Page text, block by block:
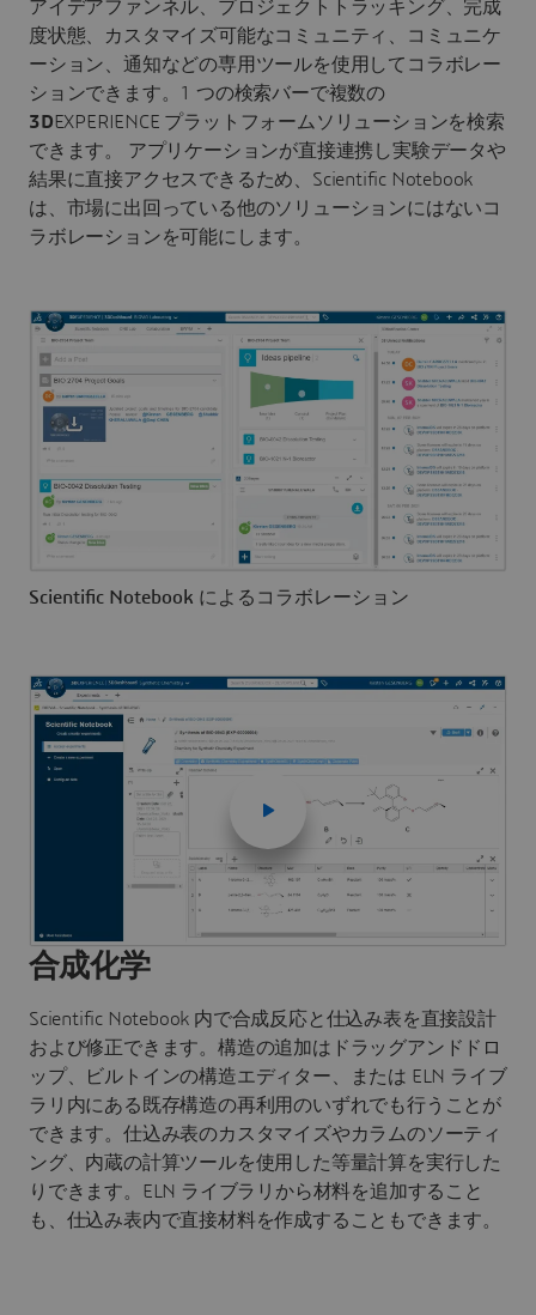
アイデアファンネル、プロジェクトトラッキング、完成
度状態、カスタマイズ可能なコミュニティ、コミュニケ
ーション、通知などの専用ツールを使用してコラボレー
ションできます。1 つの検索バーで複数の
3DEXPERIENCE プラットフォームソリューションを検索
できます。 アプリケーションが直接連携し実験データや
結果に直接アクセスできるため、Scientific Notebook
は、市場に出回っている他のソリューションにはないコ
ラボレーションを可能にします。
Scientific Notebook によるコラボレーション
合成化学
Scientific Notebook 内で合成反応と仕込み表を直接設計
および修正できます。構造の追加はドラッグアンドドロ
ップ、ビルトインの構造エディター、または ELN ライブ
ラリ内にある既存構造の再利用のいずれでも行うことが
できます。仕込み表のカスタマイズやカラムのソーティ
ング、内蔵の計算ツールを使用した等量計算を実行した
りできます。ELN ライブラリから材料を追加すること
も、仕込み表内で直接材料を作成することもできます。